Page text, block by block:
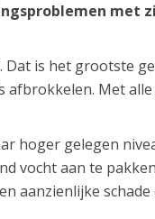
met
is het grootste
Met
hoger gelegen
vocht aan te
aanzienlijke